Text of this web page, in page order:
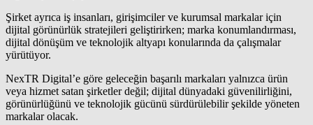
Şirket ayrıca iş insanları, girişimciler ve kurumsal markalar için
dijital görünürlük stratejileri geliştirirken; marka konumlandırması,
dijital dönüşüm ve teknolojik altyapı konularında da çalışmalar
yürütüyor.
NexTR Digital’e göre geleceğin başarılı markaları yalnızca ürün
veya hizmet satan şirketler değil; dijital dünyadaki güvenilirliğini,
görünürlüğünü ve teknolojik gücünü sürdürülebilir şekilde yöneten
markalar olacak.